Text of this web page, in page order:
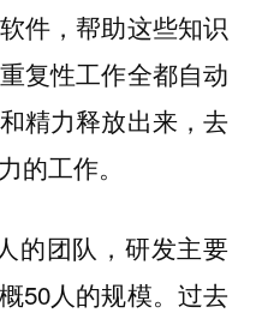
件，帮助这些知识
复性工作全都自动
精力释放出来，去
的工作。
的团队，研发主要
50人的规模。过去